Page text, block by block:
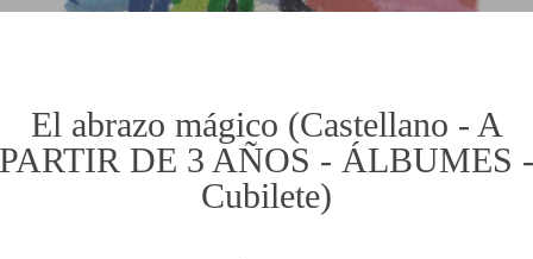
El abrazo mágico (Castellano - A
PARTIR DE 3 AÑOS - ÁLBUMES -
Cubilete)